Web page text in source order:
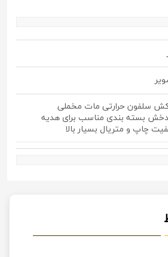
سلفون حرارتی مات مخملی
بسته بندی مناسب برای هدیه
چاپ و متریال بسیار بالا